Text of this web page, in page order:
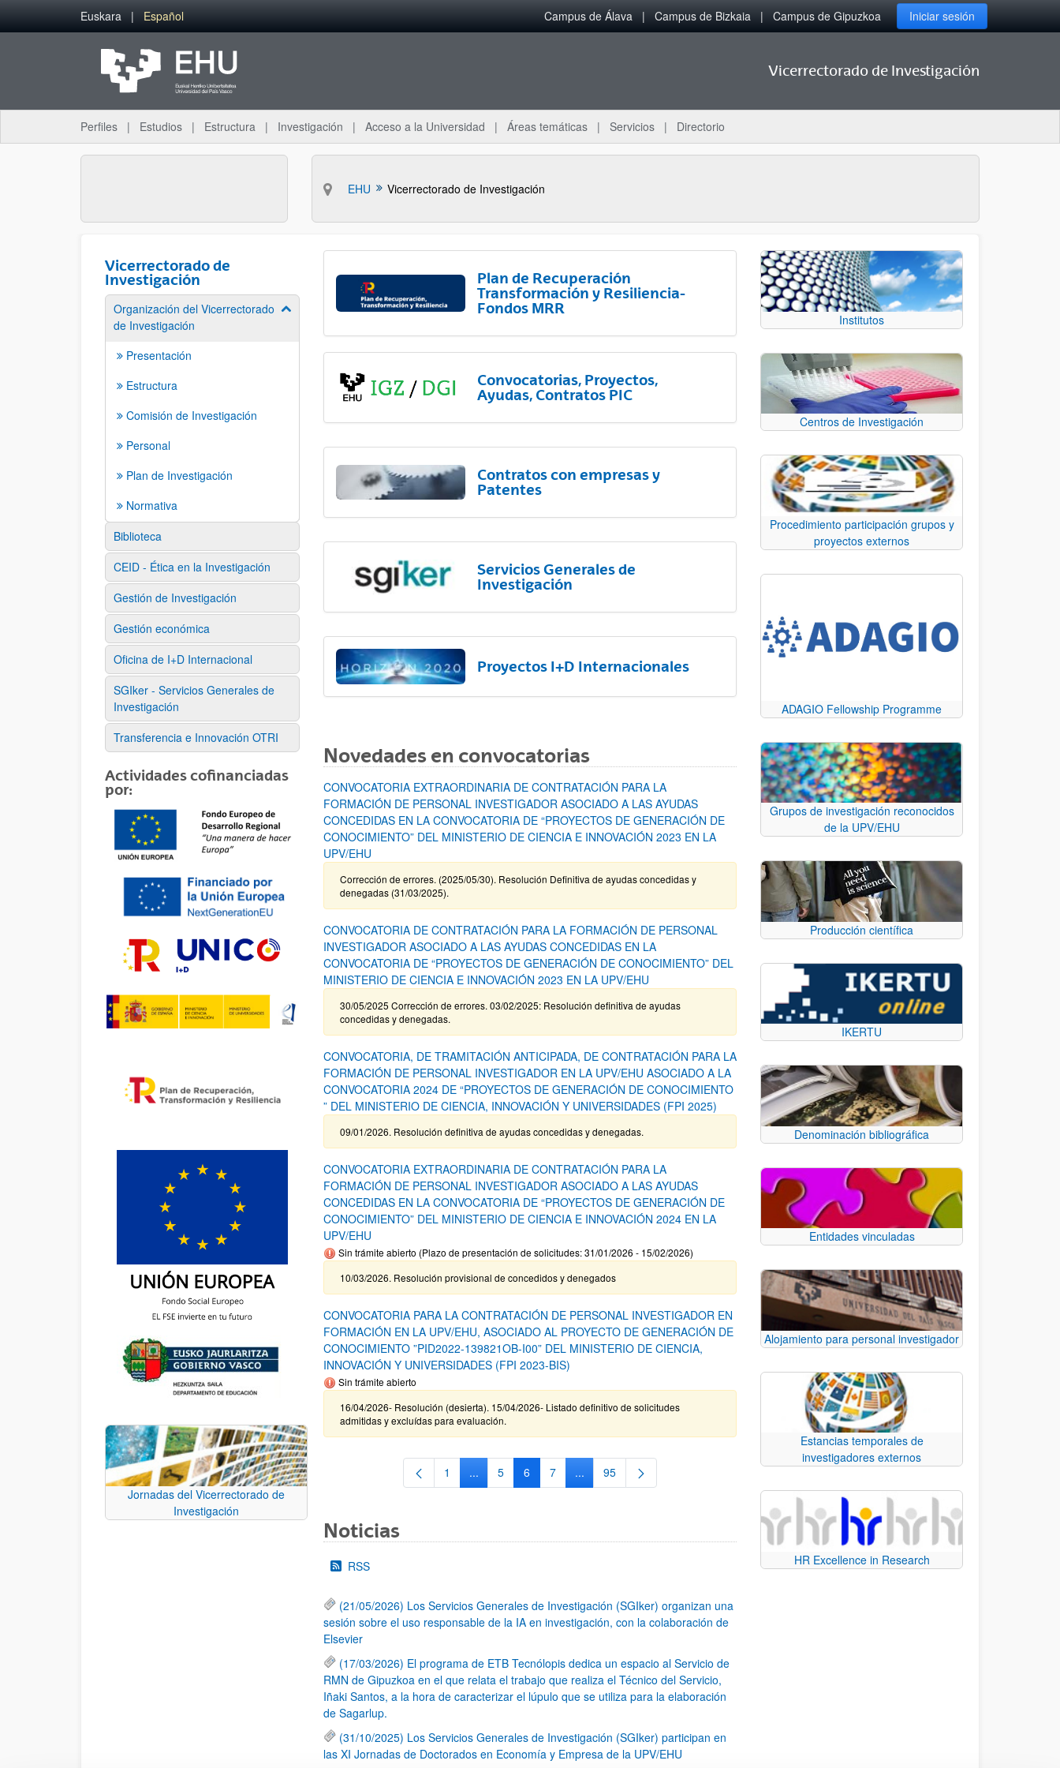
Saltar al contenido principal
Euskara Español Campus de Álava Campus de Bizkaia Campus de Gipuzkoa Iniciar sesión
Vicerrectorado de Investigación
Perfiles Estudios Estructura Investigación Acceso a la Universidad Áreas temáticas Servicios Directorio
EHU Vicerrectorado de Investigación
Vicerrectorado de
Investigación
Organización del Vicerrectorado
de Investigación
Mostrar/ocultar subpáginas
Presentación
Estructura
Comisión de Investigación
Personal
Plan de Investigación
Normativa
Biblioteca
CEID - Ética en la Investigación
Gestión de Investigación
Gestión económica
Oficina de I+D Internacional
SGIker - Servicios Generales de
Investigación
Transferencia e Innovación OTRI
Actividades cofinanciadas
por:
Jornadas del Vicerrectorado de
Investigación
Plan de Recuperación
Transformación y Resiliencia-
Fondos MRR
Convocatorias, Proyectos,
Ayudas, Contratos PIC
Contratos con empresas y
Patentes
Servicios Generales de
Investigación
Proyectos I+D Internacionales
Novedades en convocatorias
CONVOCATORIA EXTRAORDINARIA DE CONTRATACIÓN PARA LA
FORMACIÓN DE PERSONAL INVESTIGADOR ASOCIADO A LAS AYUDAS
CONCEDIDAS EN LA CONVOCATORIA DE “PROYECTOS DE GENERACIÓN DE
CONOCIMIENTO” DEL MINISTERIO DE CIENCIA E INNOVACIÓN 2023 EN LA
UPV/EHU
Corrección de errores. (2025/05/30). Resolución Definitiva de ayudas concedidas y
denegadas (31/03/2025).
CONVOCATORIA DE CONTRATACIÓN PARA LA FORMACIÓN DE PERSONAL
INVESTIGADOR ASOCIADO A LAS AYUDAS CONCEDIDAS EN LA
CONVOCATORIA DE “PROYECTOS DE GENERACIÓN DE CONOCIMIENTO” DEL
MINISTERIO DE CIENCIA E INNOVACIÓN 2023 EN LA UPV/EHU
30/05/2025 Corrección de errores. 03/02/2025: Resolución definitiva de ayudas
concedidas y denegadas.
CONVOCATORIA, DE TRAMITACIÓN ANTICIPADA, DE CONTRATACIÓN PARA LA
FORMACIÓN DE PERSONAL INVESTIGADOR EN LA UPV/EHU ASOCIADO A LA
CONVOCATORIA 2024 DE “PROYECTOS DE GENERACIÓN DE CONOCIMIENTO
” DEL MINISTERIO DE CIENCIA, INNOVACIÓN Y UNIVERSIDADES (FPI 2025)
09/01/2026. Resolución definitiva de ayudas concedidas y denegadas.
CONVOCATORIA EXTRAORDINARIA DE CONTRATACIÓN PARA LA
FORMACIÓN DE PERSONAL INVESTIGADOR ASOCIADO A LAS AYUDAS
CONCEDIDAS EN LA CONVOCATORIA DE “PROYECTOS DE GENERACIÓN DE
CONOCIMIENTO” DEL MINISTERIO DE CIENCIA E INNOVACIÓN 2024 EN LA
UPV/EHU
Sin trámite abierto (Plazo de presentación de solicitudes: 31/01/2026 - 15/02/2026)
10/03/2026. Resolución provisional de concedidos y denegados
CONVOCATORIA PARA LA CONTRATACIÓN DE PERSONAL INVESTIGADOR EN
FORMACIÓN EN LA UPV/EHU, ASOCIADO AL PROYECTO DE GENERACIÓN DE
CONOCIMIENTO ”PID2022-139821OB-I00” DEL MINISTERIO DE CIENCIA,
INNOVACIÓN Y UNIVERSIDADES (FPI 2023-BIS)
Sin trámite abierto
16/04/2026- Resolución (desierta). 15/04/2026- Listado definitivo de solicitudes
admitidas y excluídas para evaluación.
Página
1 ...Páginas intermedias Use TAB para desplazarse.
Página
5 Página
6 Página
7 ...Páginas intermedias Use TAB para desplazarse.
Página
95
Noticias
RSS
(21/05/2026) Los Servicios Generales de Investigación (SGIker) organizan una
sesión sobre el uso responsable de la IA en investigación, con la colaboración de
Elsevier
(17/03/2026) El programa de ETB Tecnólopis dedica un espacio al Servicio de
RMN de Gipuzkoa en el que relata el trabajo que realiza el Técnico del Servicio,
Iñaki Santos, a la hora de caracterizar el lúpulo que se utiliza para la elaboración
de Sagarlup.
(31/10/2025) Los Servicios Generales de Investigación (SGIker) participan en
las XI Jornadas de Doctorados en Economía y Empresa de la UPV/EHU
Institutos
Centros de Investigación
Procedimiento participación grupos y
proyectos externos
ADAGIO Fellowship Programme
Grupos de investigación reconocidos
de la UPV/EHU
Producción científica
IKERTU
Denominación bibliográfica
Entidades vinculadas
Alojamiento para personal investigador
Estancias temporales de
investigadores externos
HR Excellence in Research